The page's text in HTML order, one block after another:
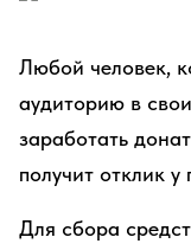
Любой человек,
аудиторию в
заработать
получит отклик
Для сбора